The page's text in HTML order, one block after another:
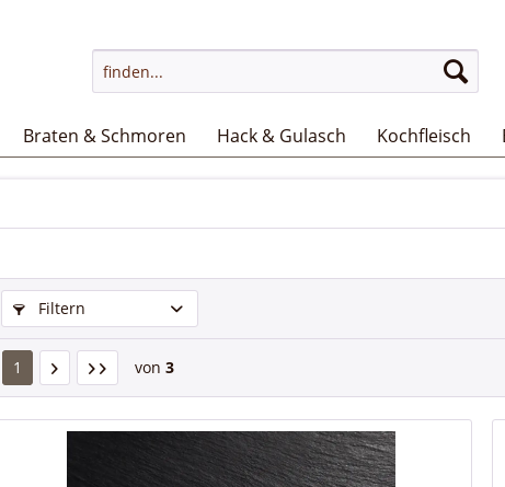
Braten & Schmoren Hack & Gulasch Kochfleisch
Filtern
1 von 3